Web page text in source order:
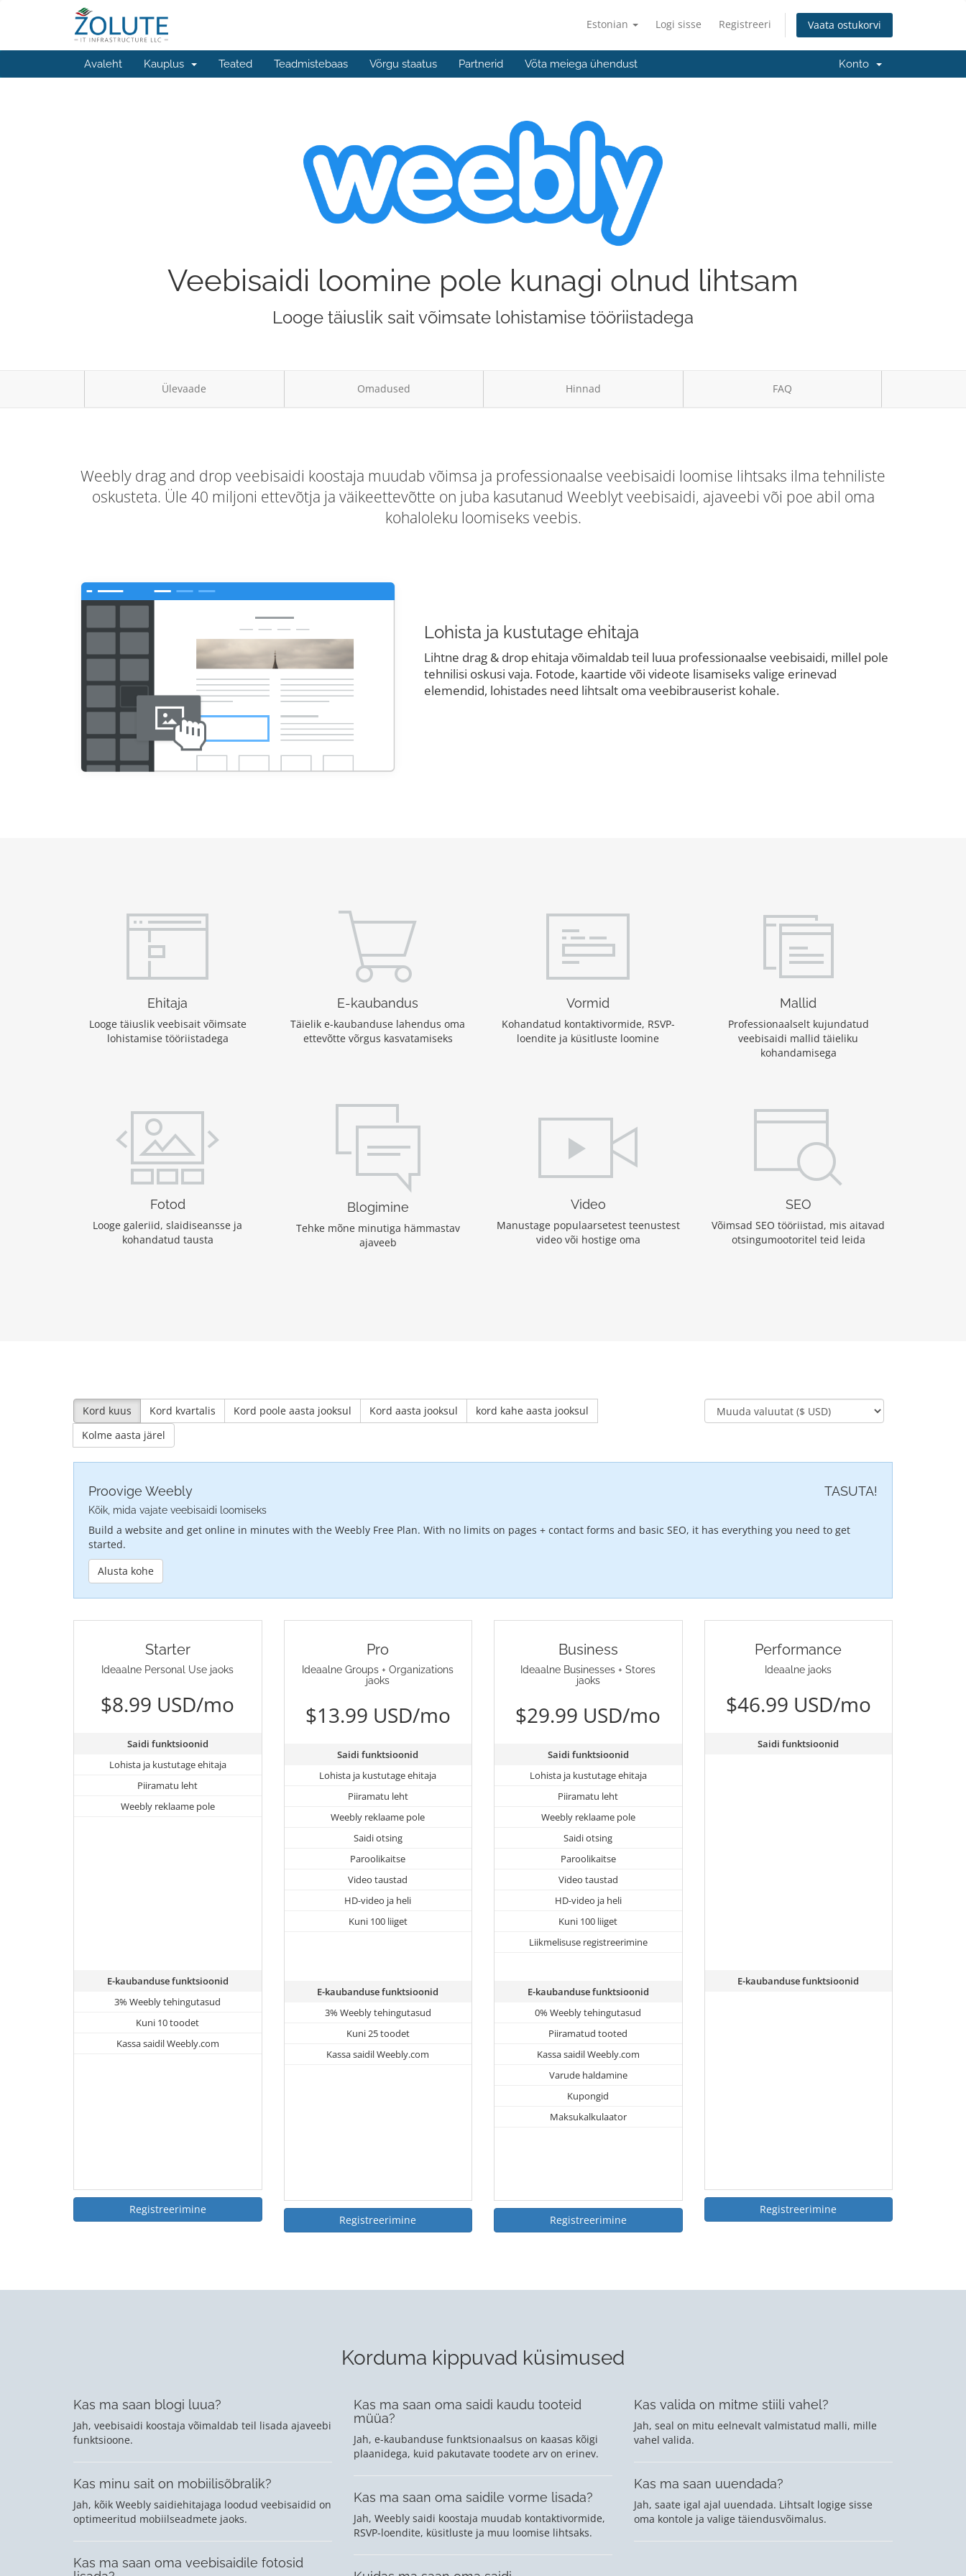
Estonian Logi sisse Registreeri Vaata ostukorvi
Avaleht Kauplus Teated Teadmistebaas Võrgu staatus Partnerid Võta meiega ühendust Konto
Veebisaidi loomine pole kunagi olnud lihtsam
Looge täiuslik sait võimsate lohistamise tööriistadega
Ülevaade Omadused Hinnad FAQ
Weebly drag and drop veebisaidi koostaja muudab võimsa ja professionaalse veebisaidi loomise lihtsaks ilma tehniliste
oskusteta. Üle 40 miljoni ettevõtja ja väikeettevõtte on juba kasutanud Weeblyt veebisaidi, ajaveebi või poe abil oma
kohaloleku loomiseks veebis.
Lohista ja kustutage ehitaja
Lihtne drag & drop ehitaja võimaldab teil luua professionaalse veebisaidi, millel pole
tehnilisi oskusi vaja. Fotode, kaartide või videote lisamiseks valige erinevad
elemendid, lohistades need lihtsalt oma veebibrauserist kohale.
Ehitaja
Looge täiuslik veebisait võimsate
lohistamise tööriistadega
E-kaubandus
Täielik e-kaubanduse lahendus oma
ettevõtte võrgus kasvatamiseks
Vormid
Kohandatud kontaktivormide, RSVP-
loendite ja küsitluste loomine
Mallid
Professionaalselt kujundatud
veebisaidi mallid täieliku
kohandamisega
Fotod
Looge galeriid, slaidiseansse ja
kohandatud tausta
Blogimine
Tehke mõne minutiga hämmastav
ajaveeb
Video
Manustage populaarsetest teenustest
video või hostige oma
SEO
Võimsad SEO tööriistad, mis aitavad
otsingumootoritel teid leida
Kord kuus Kord kvartalis Kord poole aasta jooksul Kord aasta jooksul
kord kahe aasta jooksul
Kolme aasta järel
TASUTA!
Proovige Weebly
Kõik, mida vajate veebisaidi loomiseks
Build a website and get online in minutes with the Weebly Free Plan. With no limits on pages + contact forms and basic SEO, it has everything you need to get
started.
Alusta kohe
Starter
Ideaalne Personal Use jaoks
$8.99 USD/mo
Saidi funktsioonid
Lohista ja kustutage ehitaja
Piiramatu leht
Weebly reklaame pole
E-kaubanduse funktsioonid
3% Weebly tehingutasud
Kuni 10 toodet
Kassa saidil Weebly.com
Registreerimine
Pro
Ideaalne Groups + Organizations
jaoks
$13.99 USD/mo
Saidi funktsioonid
Lohista ja kustutage ehitaja
Piiramatu leht
Weebly reklaame pole
Saidi otsing
Paroolikaitse
Video taustad
HD-video ja heli
Kuni 100 liiget
E-kaubanduse funktsioonid
3% Weebly tehingutasud
Kuni 25 toodet
Kassa saidil Weebly.com
Registreerimine
Business
Ideaalne Businesses + Stores
jaoks
$29.99 USD/mo
Saidi funktsioonid
Lohista ja kustutage ehitaja
Piiramatu leht
Weebly reklaame pole
Saidi otsing
Paroolikaitse
Video taustad
HD-video ja heli
Kuni 100 liiget
Liikmelisuse registreerimine
E-kaubanduse funktsioonid
0% Weebly tehingutasud
Piiramatud tooted
Kassa saidil Weebly.com
Varude haldamine
Kupongid
Maksukalkulaator
Registreerimine
Performance
Ideaalne jaoks
$46.99 USD/mo
Saidi funktsioonid
E-kaubanduse funktsioonid
Registreerimine
Korduma kippuvad küsimused
Kas ma saan blogi luua?
Jah, veebisaidi koostaja võimaldab teil lisada ajaveebi
funktsioone.
Kas minu sait on mobiilisõbralik?
Jah, kõik Weebly saidiehitajaga loodud veebisaidid on
optimeeritud mobiilseadmete jaoks.
Kas ma saan oma veebisaidile fotosid
Kas ma saan oma saidi kaudu tooteid
müüa?
Jah, e-kaubanduse funktsionaalsus on kaasas kõigi
plaanidega, kuid pakutavate toodete arv on erinev.
Kas ma saan oma saidile vorme lisada?
Jah, Weebly saidi koostaja muudab kontaktivormide,
RSVP-loendite, küsitluste ja muu loomise lihtsaks.
Kas valida on mitme stiili vahel?
Jah, seal on mitu eelnevalt valmistatud malli, mille
vahel valida.
Kas ma saan uuendada?
Jah, saate igal ajal uuendada. Lihtsalt logige sisse
oma kontole ja valige täiendusvõimalus.